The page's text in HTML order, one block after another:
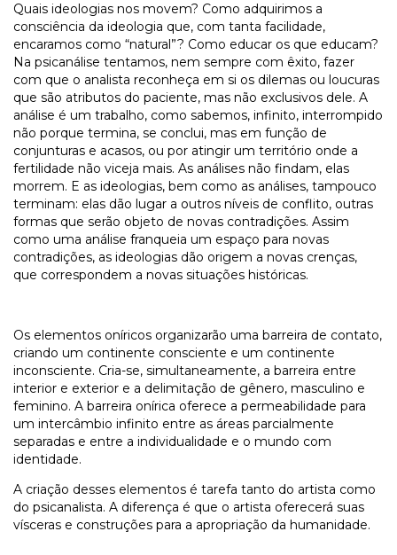
Quais ideologias nos movem? Como adquirimos a
consciência da ideologia que, com tanta facilidade,
encaramos como “natural”? Como educar os que educam?
Na psicanálise tentamos, nem sempre com êxito, fazer
com que o analista reconheça em si os dilemas ou loucuras
que são atributos do paciente, mas não exclusivos dele. A
análise é um trabalho, como sabemos, infinito, interrompido
não porque termina, se conclui, mas em função de
conjunturas e acasos, ou por atingir um território onde a
fertilidade não viceja mais. As análises não findam, elas
morrem. E as ideologias, bem como as análises, tampouco
terminam: elas dão lugar a outros níveis de conflito, outras
formas que serão objeto de novas contradições. Assim
como uma análise franqueia um espaço para novas
contradições, as ideologias dão origem a novas crenças,
que correspondem a novas situações históricas.
Os elementos oníricos organizarão uma barreira de contato,
criando um continente consciente e um continente
inconsciente. Cria-se, simultaneamente, a barreira entre
interior e exterior e a delimitação de gênero, masculino e
feminino. A barreira onírica oferece a permeabilidade para
um intercâmbio infinito entre as áreas parcialmente
separadas e entre a individualidade e o mundo com
identidade.
A criação desses elementos é tarefa tanto do artista como
do psicanalista. A diferença é que o artista oferecerá suas
vísceras e construções para a apropriação da humanidade.